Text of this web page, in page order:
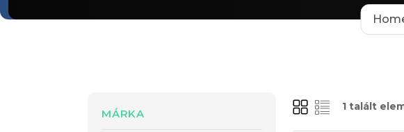
1 talált
MÁRKA